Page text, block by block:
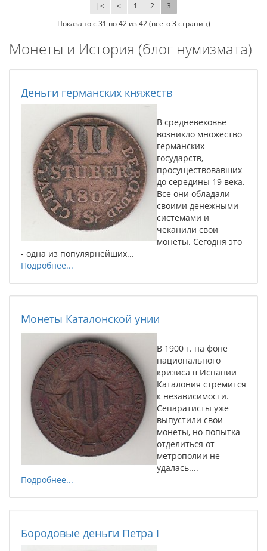
|< < 1 2 3
Показано с 31 по 42 из 42 (всего 3 страниц)
Монеты и История (блог нумизмата)
Деньги германских княжеств
В средневековье
возникло множество
германских
государств,
просуществовавших
до середины 19 века.
Все они обладали
своими денежными
системами и
чеканили свои
монеты. Сегодня это
- одна из популярнейших...
Подробнее...
Монеты Каталонской унии
В 1900 г. на фоне
национального
кризиса в Испании
Каталония стремится
к независимости.
Сепаратисты уже
выпустили свои
монеты, но попытка
отделиться от
метрополии не
удалась....
Подробнее...
Бородовые деньги Петра I